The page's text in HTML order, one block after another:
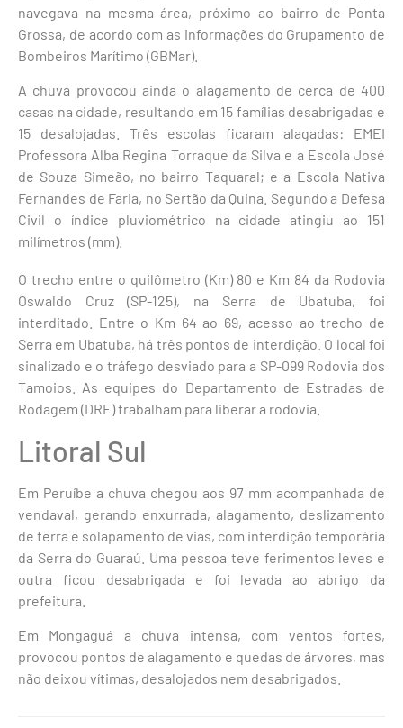
navegava na mesma área, próximo ao bairro de Ponta
Grossa, de acordo com as informações do Grupamento de
Bombeiros Marítimo (GBMar).
A chuva provocou ainda o alagamento de cerca de 400
casas na cidade, resultando em 15 famílias desabrigadas e
15 desalojadas. Três escolas ficaram alagadas: EMEI
Professora Alba Regina Torraque da Silva e a Escola José
de Souza Simeão, no bairro Taquaral; e a Escola Nativa
Fernandes de Faria, no Sertão da Quina. Segundo a Defesa
Civil o índice pluviométrico na cidade atingiu ao 151
milímetros (mm).
O trecho entre o quilômetro (Km) 80 e Km 84 da Rodovia
Oswaldo Cruz (SP-125), na Serra de Ubatuba, foi
interditado. Entre o Km 64 ao 69, acesso ao trecho de
Serra em Ubatuba, há três pontos de interdição. O local foi
sinalizado e o tráfego desviado para a SP-099 Rodovia dos
Tamoios. As equipes do Departamento de Estradas de
Rodagem (DRE) trabalham para liberar a rodovia.
Litoral Sul
Em Peruíbe a chuva chegou aos 97 mm acompanhada de
vendaval, gerando enxurrada, alagamento, deslizamento
de terra e solapamento de vias, com interdição temporária
da Serra do Guaraú. Uma pessoa teve ferimentos leves e
outra ficou desabrigada e foi levada ao abrigo da
prefeitura.
Em Mongaguá a chuva intensa, com ventos fortes,
provocou pontos de alagamento e quedas de árvores, mas
não deixou vítimas, desalojados nem desabrigados.